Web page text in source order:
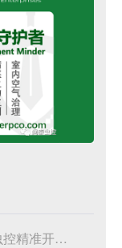
聚焦实验室蚤蝇隐患，闽泰虫控精准开展虫害消杀工作